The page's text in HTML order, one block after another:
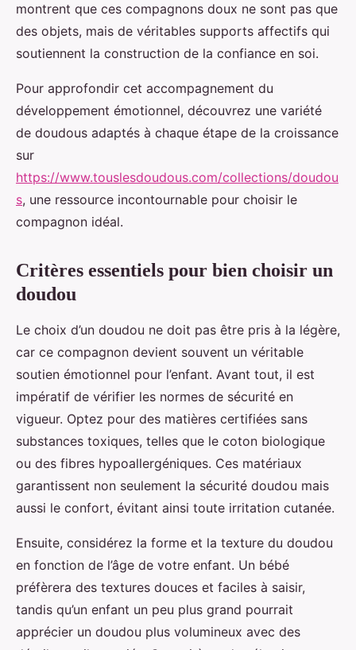
montrent que ces compagnons doux ne sont pas que
des objets, mais de véritables supports affectifs qui
soutiennent la construction de la confiance en soi.
Pour approfondir cet accompagnement du
développement émotionnel, découvrez une variété
de doudous adaptés à chaque étape de la croissance
sur
https://www.touslesdoudous.com/collections/doudou
s, une ressource incontournable pour choisir le
compagnon idéal.
Critères essentiels pour bien choisir un
doudou
Le choix d’un doudou ne doit pas être pris à la légère,
car ce compagnon devient souvent un véritable
soutien émotionnel pour l’enfant. Avant tout, il est
impératif de vérifier les normes de sécurité en
vigueur. Optez pour des matières certifiées sans
substances toxiques, telles que le coton biologique
ou des fibres hypoallergéniques. Ces matériaux
garantissent non seulement la sécurité doudou mais
aussi le confort, évitant ainsi toute irritation cutanée.
Ensuite, considérez la forme et la texture du doudou
en fonction de l’âge de votre enfant. Un bébé
préfèrera des textures douces et faciles à saisir,
tandis qu’un enfant un peu plus grand pourrait
apprécier un doudou plus volumineux avec des